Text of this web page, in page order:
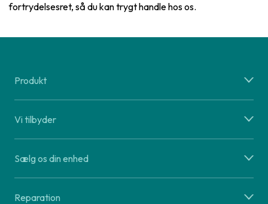
fortrydelsesret, så du kan trygt handle hos os.
Produkt
Vi tilbyder
Sælg os din enhed
Reparation